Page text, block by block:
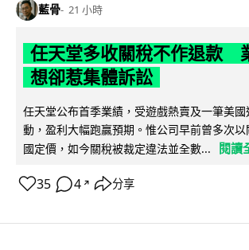
藍骨 21 小時
任天堂多收關稅不作退款
想卻惹集體訴訟
任天堂公布首季業績，受遊戲熱賣及一筆美
動，盈利大幅跑贏預期。惟公司早前曾多次
國定價，如今關稅被裁定違法並全數...
閱讀
35 4 ↗ 分享